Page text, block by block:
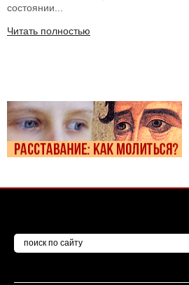
состоянии...
Читать полностью